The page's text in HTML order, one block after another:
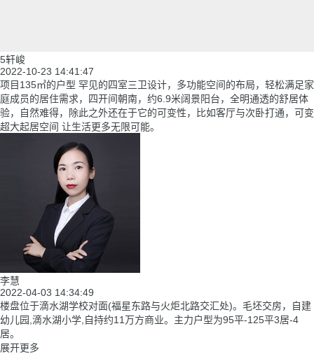
5轩峻
2022-10-23 14:41:47
项目135㎡的户型 罕见的四室三卫设计，多功能空间的布局，轻松满足家
庭成员的居住需求，四开间朝南，约6.9米阔景阳台，全明通透的舒居体
验，自然难得，除此之外还在于它的可变性，比如客厅与次卧打通，可变
超大起居空间 让生活更多无限可能。
李慧
2022-04-03 14:34:49
楼盘位于滴水湖学校对面(福星东路与火炬北路交汇处)。毛坯交房，自建
幼儿园,滴水湖小学,自持约11万方商业。主力户型为95平-125平3居-4
居。
展开更多